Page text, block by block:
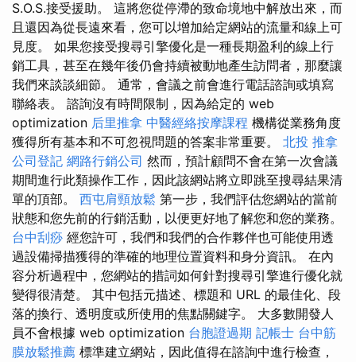
S.O.S.接受援助。 這將您從停滯的致命境地中解放出來，而
且還因為從長遠來看，您可以增加給定網站的流量和線上可
見度。 如果您接受搜尋引擎優化是一種長期盈利的線上行
銷工具，甚至在幾年後仍會持續被動地產生訪問者，那麼讓
我們來談談細節。 通常，會議之前會進行電話諮詢或填寫
聯絡表。 諮詢沒有時間限制，因為給定的 web
optimization 后里推拿 中醫經絡按摩課程 機構從業務角度
獲得所有基本和不可忽視問題的答案非常重要。 北投 推拿
公司登記 網路行銷公司 然而，預計顧問不會在第一次會議
期間進行此類操作工作，因此該網站將立即跳至搜尋結果清
單的頂部。 西屯肩頸放鬆 第一步，我們評估您網站的當前
狀態和您先前的行銷活動，以便更好地了解您和您的業務。
台中刮痧 經您許可，我們和我們的合作夥伴也可能使用透
過設備掃描獲得的準確的地理位置資料和身分資訊。 在內
容分析過程中，您網站的措詞如何針對搜尋引擎進行優化就
變得很清楚。 其中包括元描述、標題和 URL 的最佳化、段
落的換行、透明度或所使用的焦點關鍵字。 大多數開發人
員不會根據 web optimization 台胞證過期 記帳士 台中筋
膜放鬆推薦 標準建立網站，因此值得在諮詢中進行檢查，